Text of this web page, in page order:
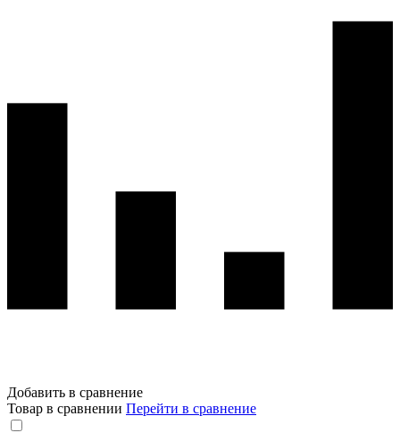
Добавить в сравнение
Товар в сравнении Перейти в сравнение